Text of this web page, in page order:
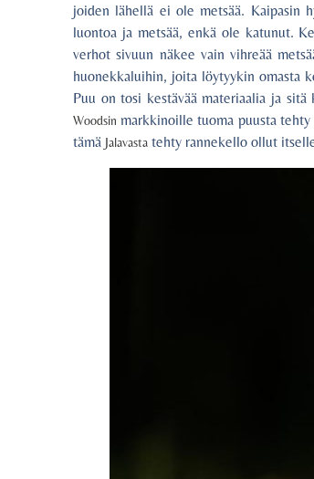
joiden lähellä ei ole metsää. Kaipasin
luontoa ja metsää, enkä ole katunut.
verhot sivuun näkee vain vihreää
huonekkaluihin, joita löytyykin omasta
Puu on tosi kestävää materiaalia ja
Woodsin markkinoille tuoma puusta
tämä Jalavasta tehty rannekello ollut